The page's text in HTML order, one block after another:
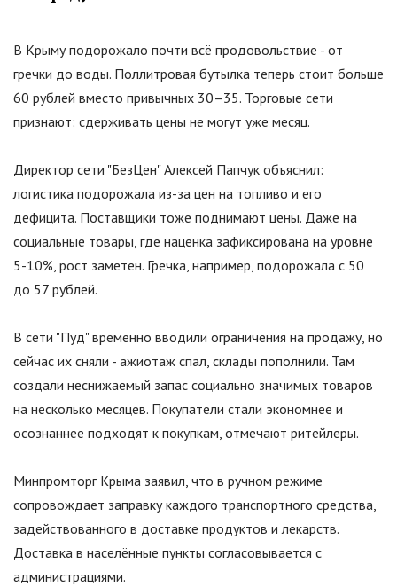
В Крыму подорожало почти всё продовольствие - от
гречки до воды. Поллитровая бутылка теперь стоит больше
60 рублей вместо привычных 30–35. Торговые сети
признают: сдерживать цены не могут уже месяц.
Директор сети "БезЦен"Алексей Папчук объяснил:
логистика подорожала из-за цен на топливо и его
дефицита. Поставщики тоже поднимают цены. Даже на
социальные товары, где наценка зафиксирована на уровне
5-10%, рост заметен. Гречка, например, подорожала с 50
до 57 рублей.
В сети "Пуд"временно вводили ограничения на продажу, но
сейчас их сняли - ажиотаж спал, склады пополнили. Там
создали неснижаемый запас социально значимых товаров
на несколько месяцев. Покупатели стали экономнее и
осознаннее подходят к покупкам, отмечают ритейлеры.
Минпромторг Крыма заявил, что в ручном режиме
сопровождает заправку каждого транспортного средства,
задействованного в доставке продуктов и лекарств.
Доставка в населённые пункты согласовывается с
администрациями.